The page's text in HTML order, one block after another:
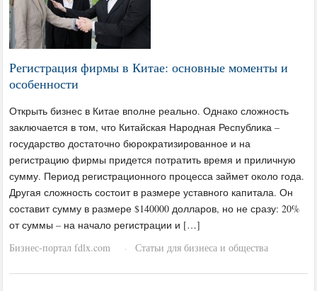
Регистрация фирмы в Китае: основные моменты и
особенности
Открыть бизнес в Китае вполне реально. Однако сложность
заключается в том, что Китайская Народная Республика –
государство достаточно бюрократизированное и на
регистрацию фирмы придется потратить время и приличную
сумму. Период регистрационного процесса займет около года.
Другая сложность состоит в размере уставного капитала. Он
составит сумму в размере $140000 долларов, но не сразу: 20%
от суммы – на начало регистрации и […]
Бизнес-портал fdlx.com
· Статьи для бизнеса и общества